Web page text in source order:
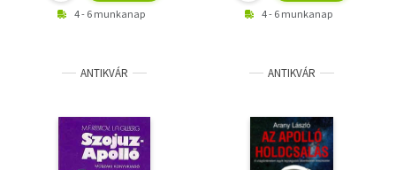
4 - 6 munkanap 4 - 6 munkanap
ANTIKVÁR ANTIKVÁR